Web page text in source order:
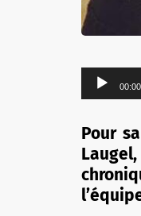
Lecteur
audio
00:00
Pour